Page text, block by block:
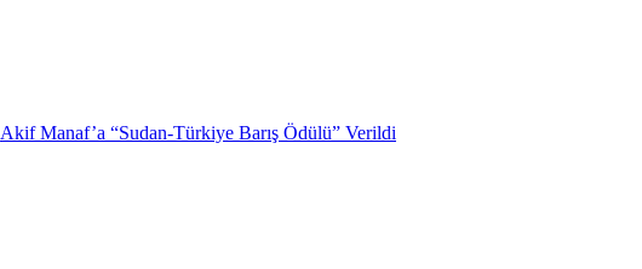
Akif Manaf’a “Sudan-Türkiye Barış Ödülü” Verildi